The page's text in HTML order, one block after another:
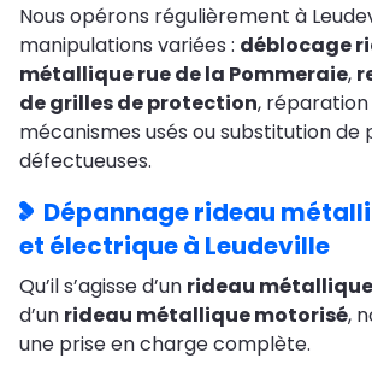
Nous opérons régulièrement à
manipulations variées : déblocage
métallique rue de la Pommeraie,
de grilles de protection,
mécanismes usés ou substitution de
défectueuses.
Dépannage rideau
et électrique à Leudeville
Qu’il s’agisse d’un rideau
d’un rideau métallique motorisé,
une prise en charge complète.